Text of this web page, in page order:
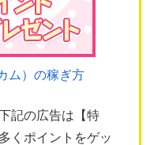
ム）の稼ぎ方
記の広告は【特
くポイントをゲッ